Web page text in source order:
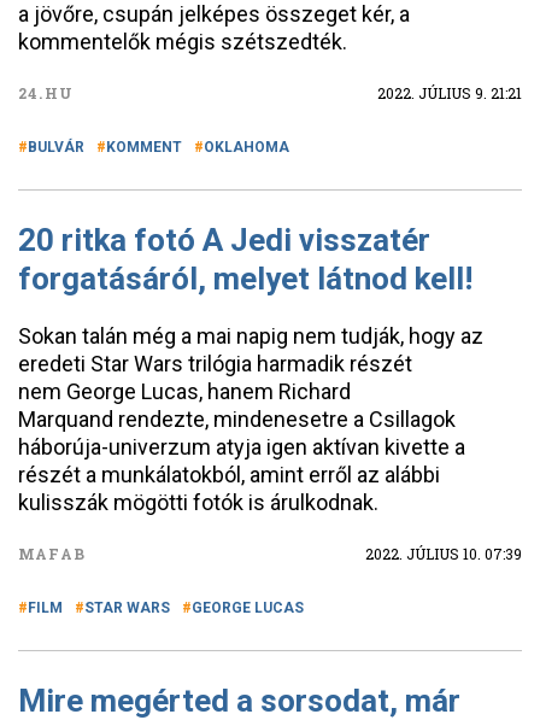
a jövőre, csupán jelképes összeget kér, a
kommentelők mégis szétszedték.
24.HU 2022. JÚLIUS 9. 21:21
BULVÁR KOMMENT OKLAHOMA
20 ritka fotó A Jedi visszatér
forgatásáról, melyet látnod kell!
Sokan talán még a mai napig nem tudják, hogy az
eredeti Star Wars trilógia harmadik részét
nem George Lucas, hanem Richard
Marquand rendezte, mindenesetre a Csillagok
háborúja-univerzum atyja igen aktívan kivette a
részét a munkálatokból, amint erről az alábbi
kulisszák mögötti fotók is árulkodnak.
MAFAB 2022. JÚLIUS 10. 07:39
FILM STAR WARS GEORGE LUCAS
Mire megérted a sorsodat, már